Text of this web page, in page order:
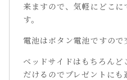
来ますので、気軽にどこに
す。
電池はボタン電池ですので
ベッドサイドはもちろんど
だけるのでプレゼントにも